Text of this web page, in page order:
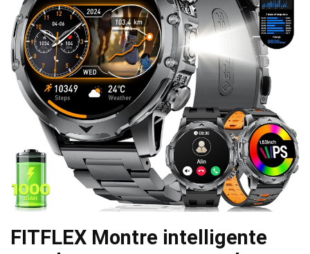
FITFLEX Montre intelligente